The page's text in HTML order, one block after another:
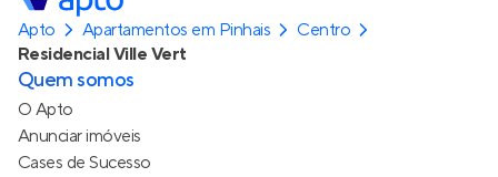
Apto Apartamentos em Pinhais
Centro
Residencial Ville Vert
Quem somos
O Apto
Anunciar imóveis
Cases de Sucesso